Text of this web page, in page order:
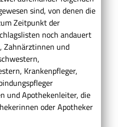
sind, von denen die
Zeitpunkt der
noch andauert
Zahnärztinnen und
Krankenpfleger,
und Apothekenleiter, die
oder Apotheker